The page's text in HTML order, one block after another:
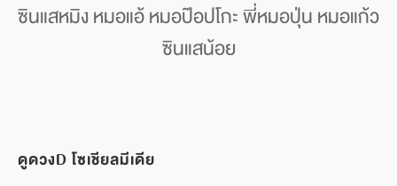
ซินแสหมิง หมอแอ้ หมอป๊อปโกะ พี่หมอปุ่น หมอแก้ว
ซินแสน้อย
ดูดวงD โซเชียลมีเดีย